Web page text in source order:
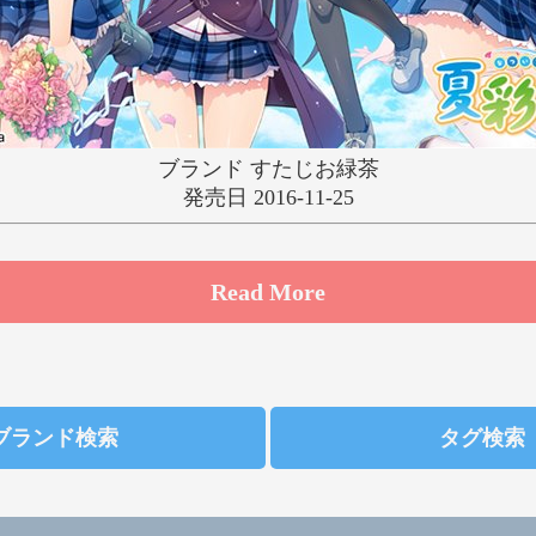
ゆ
り る れ
わ
ブランド すたじお緑茶
発売日 2016-11-25
Read More
ランド検索 タグ検索